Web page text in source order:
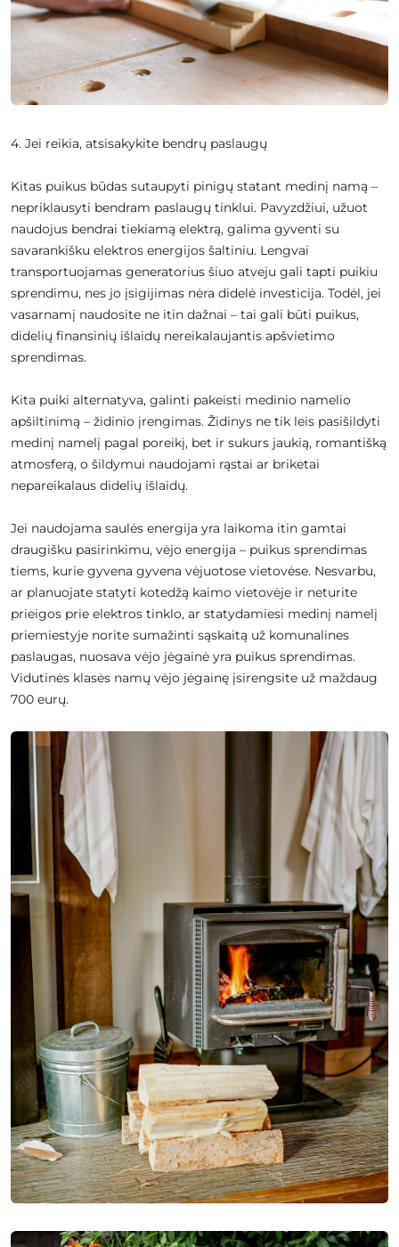
4. Jei reikia, atsisakykite bendrų paslaugų
Kitas puikus būdas sutaupyti pinigų statant medinį namą –
nepriklausyti bendram paslaugų tinklui. Pavyzdžiui, užuot
naudojus bendrai tiekiamą elektrą, galima gyventi su
savarankišku elektros energijos šaltiniu. Lengvai
transportuojamas generatorius šiuo atveju gali tapti puikiu
sprendimu, nes jo įsigijimas nėra didelė investicija. Todėl, jei
vasarnamį naudosite ne itin dažnai – tai gali būti puikus,
didelių finansinių išlaidų nereikalaujantis apšvietimo
sprendimas.
Kita puiki alternatyva, galinti pakeisti medinio namelio
apšiltinimą – židinio įrengimas. Židinys ne tik leis pasišildyti
medinį namelį pagal poreikį, bet ir sukurs jaukią, romantišką
atmosferą, o šildymui naudojami rąstai ar briketai
nepareikalaus didelių išlaidų.
Jei naudojama saulės energija yra laikoma itin gamtai
draugišku pasirinkimu, vėjo energija – puikus sprendimas
tiems, kurie gyvena gyvena vėjuotose vietovėse. Nesvarbu,
ar planuojate statyti kotedžą kaimo vietovėje ir neturite
prieigos prie elektros tinklo, ar statydamiesi medinį namelį
priemiestyje norite sumažinti sąskaitą už komunalines
paslaugas, nuosava vėjo jėgainė yra puikus sprendimas.
Vidutinės klasės namų vėjo jėgainę įsirengsite už maždaug
700 eurų.